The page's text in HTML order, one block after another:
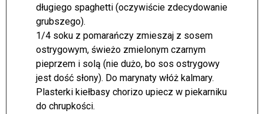
długiego spaghetti (oczywiście zdecydowanie
grubszego).
1/4 soku z pomarańczy zmieszaj z sosem
ostrygowym, świeżo zmielonym czarnym
pieprzem i solą (nie dużo, bo sos ostrygowy
jest dość słony). Do marynaty włóż kalmary.
Plasterki kiełbasy chorizo upiecz w piekarniku
do chrupkości.